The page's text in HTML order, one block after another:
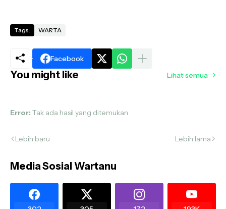
Tags: WARTA
Facebook
You might like Lihat semua
Error: Tak ada hasil yang ditemukan
Lebih baru Lebih lama
Media Sosial Wartanu